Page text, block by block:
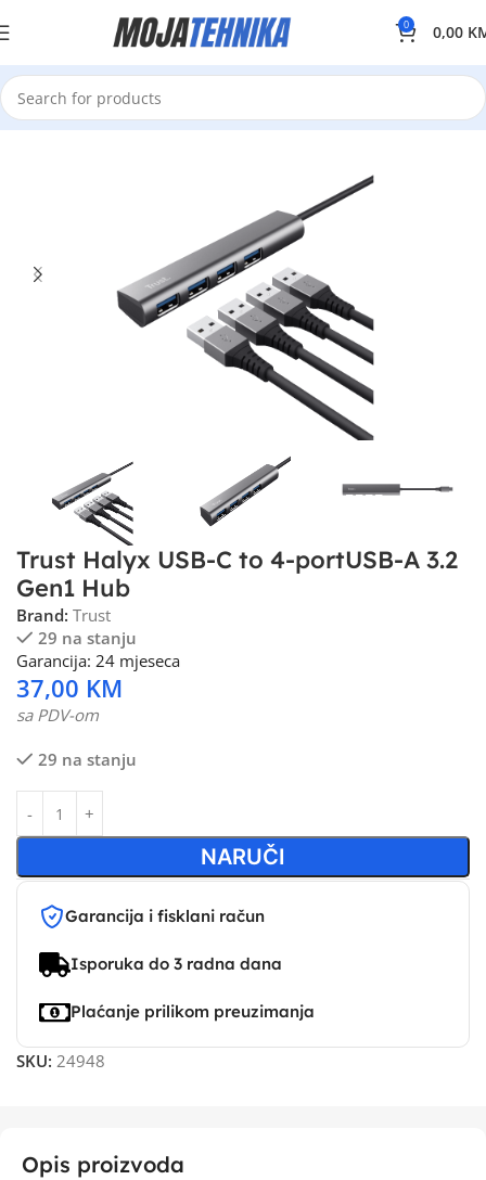
0 0,00
Trust Halyx USB-C to 4-portUSB-A 3.2
Gen1 Hub
Brand: Trust
29 na stanju
Garancija: 24 mjeseca
37,00 KM
sa PDV-om
29 na stanju
NARUČI
Garancija i fisklani račun
Isporuka do 3 radna dana
Plaćanje prilikom preuzimanja
SKU: 24948
Opis proizvoda